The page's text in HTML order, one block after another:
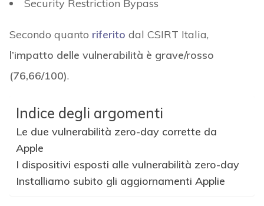
Security Restriction Bypass
Secondo quanto riferito dal CSIRT Italia,
l’impatto delle vulnerabilità è grave/rosso
(76,66/100).
Indice degli argomenti
Le due vulnerabilità zero-day corrette da
Apple
I dispositivi esposti alle vulnerabilità zero-day
Installiamo subito gli aggiornamenti Applie